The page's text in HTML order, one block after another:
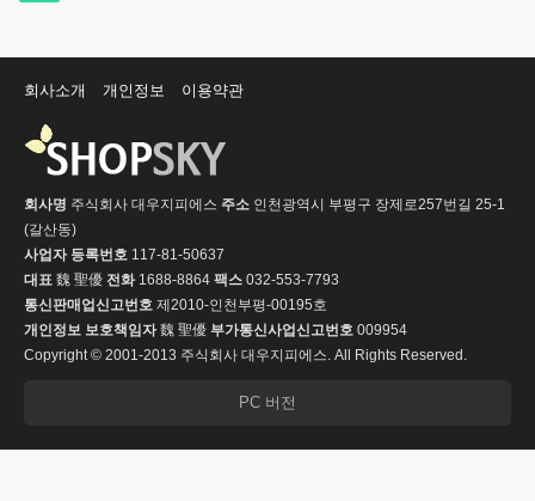
회사소개 개인정보 이용약관
회사명 주식회사 대우지피에스 주소 인천광역시 부평구 장제로257번길 25-1
(갈산동)
사업자 등록번호 117-81-50637
대표 魏 聖優 전화1688-8864 팩스 032-553-7793
통신판매업신고번호 제2010-인천부평-00195호
개인정보 보호책임자魏 聖優 부가통신사업신고번호 009954
Copyright © 2001-2013 주식회사 대우지피에스. All Rights Reserved.
PC 버전